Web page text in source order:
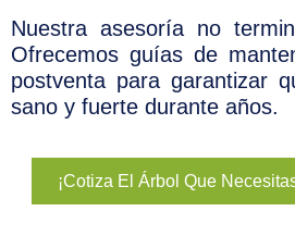
Nuestra asesoría no
Ofrecemos guías de
postventa para garantizar
sano y fuerte durante años.
¡Cotiza El Árbol Que